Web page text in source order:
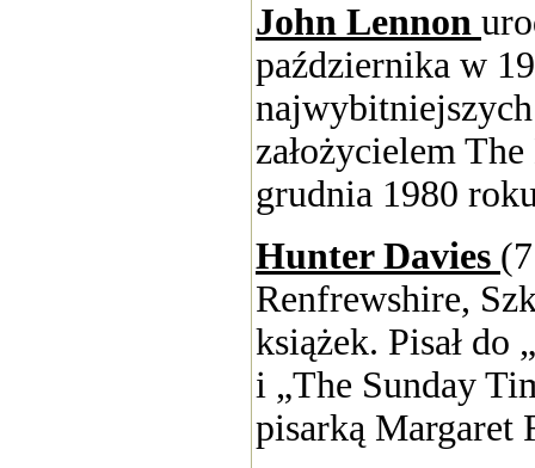
John Lennon
października w
założycielem
grudnia 1980
Hunter Davies
Renfrewshire,
książek. Pisał do
i „The Sunday
pisarką Margaret